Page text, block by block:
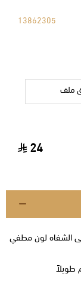
13862305
ملف
24
الشفاه لون مطفي
طويلاً